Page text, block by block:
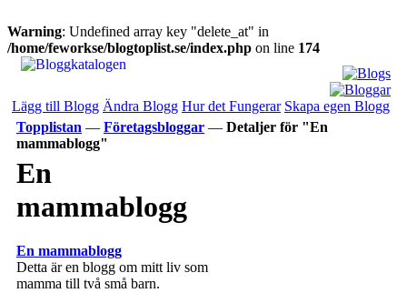
Warning: Undefined array key "delete_at" in
/home/feworkse/blogtoplist.se/index.php on line 174
Lägg till Blogg Ändra Blogg Hur det Fungerar Skapa egen Blogg
Topplistan — Företagsbloggar — Detaljer för "En
mammablogg"
En
mammablogg
En mammablogg
Detta är en blogg om mitt liv som
mamma till två små barn.